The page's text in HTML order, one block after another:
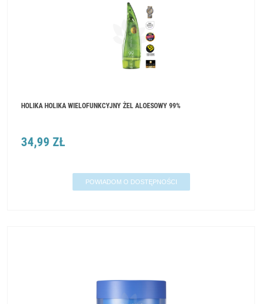
HOLIKA HOLIKA WIELOFUNKCYJNY ŻEL ALOESOWY 99%
34,99 ZŁ
POWIADOM O DOSTĘPNOŚCI